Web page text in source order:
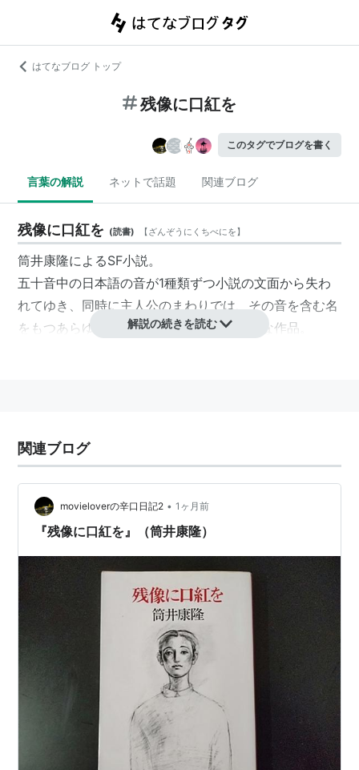
はてなブログ トップ
残像に口紅を
このタグでブログを書く
言葉の解説 ネットで話題 関連ブログ
残像に口紅を (読書) 【ざんぞうにくちべにを】
筒井康隆によるSF小説。
五十音中の日本語の音が1種類ずつ小説の文面から失わ
れてゆき、同時に主人公のまわりでは、その音を含む名
をもつあらゆる存在が失われていく実験的な作品。
解説の続きを読む
関連ブログ
movieloverの辛口日記2 • 1ヶ月前
『残像に口紅を』（筒井康隆）